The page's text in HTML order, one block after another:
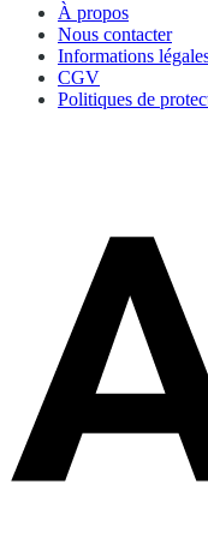
À propos
Nous contacter
Informations
CGV
Politiques de